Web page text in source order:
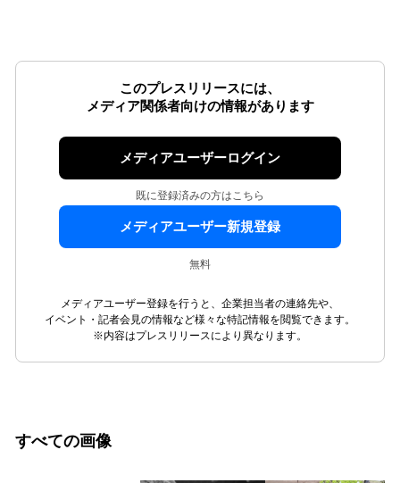
このプレスリリースには、
メディア関係者向けの情報があります
メディアユーザーログイン
既に登録済みの方はこちら
メディアユーザー新規登録
無料
メディアユーザー登録を行うと、企業担当者の連絡先や、
イベント・記者会見の情報など様々な特記情報を閲覧できます。
※内容はプレスリリースにより異なります。
すべての画像